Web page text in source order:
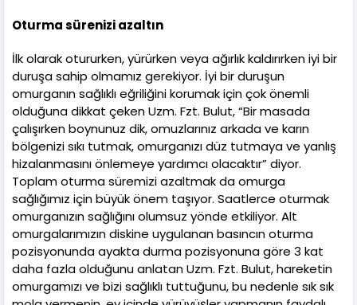
Oturma sürenizi azaltın
İlk olarak otururken, yürürken veya ağırlık kaldırırken iyi bir
duruşa sahip olmamız gerekiyor. İyi bir duruşun
omurganın sağlıklı eğriliğini korumak için çok önemli
olduğuna dikkat çeken Uzm. Fzt. Bulut, “Bir masada
çalışırken boynunuz dik, omuzlarınız arkada ve karın
bölgenizi sıkı tutmak, omurganızı düz tutmaya ve yanlış
hizalanmasını önlemeye yardımcı olacaktır” diyor.
Toplam oturma süremizi azaltmak da omurga
sağlığımız için büyük önem taşıyor. Saatlerce oturmak
omurganızın sağlığını olumsuz yönde etkiliyor. Alt
omurgalarımızın diskine uygulanan basıncın oturma
pozisyonunda ayakta durma pozisyonuna göre 3 kat
daha fazla olduğunu anlatan Uzm. Fzt. Bulut, hareketin
omurgamızı ve bizi sağlıklı tuttuğunu, bu nedenle sık sık